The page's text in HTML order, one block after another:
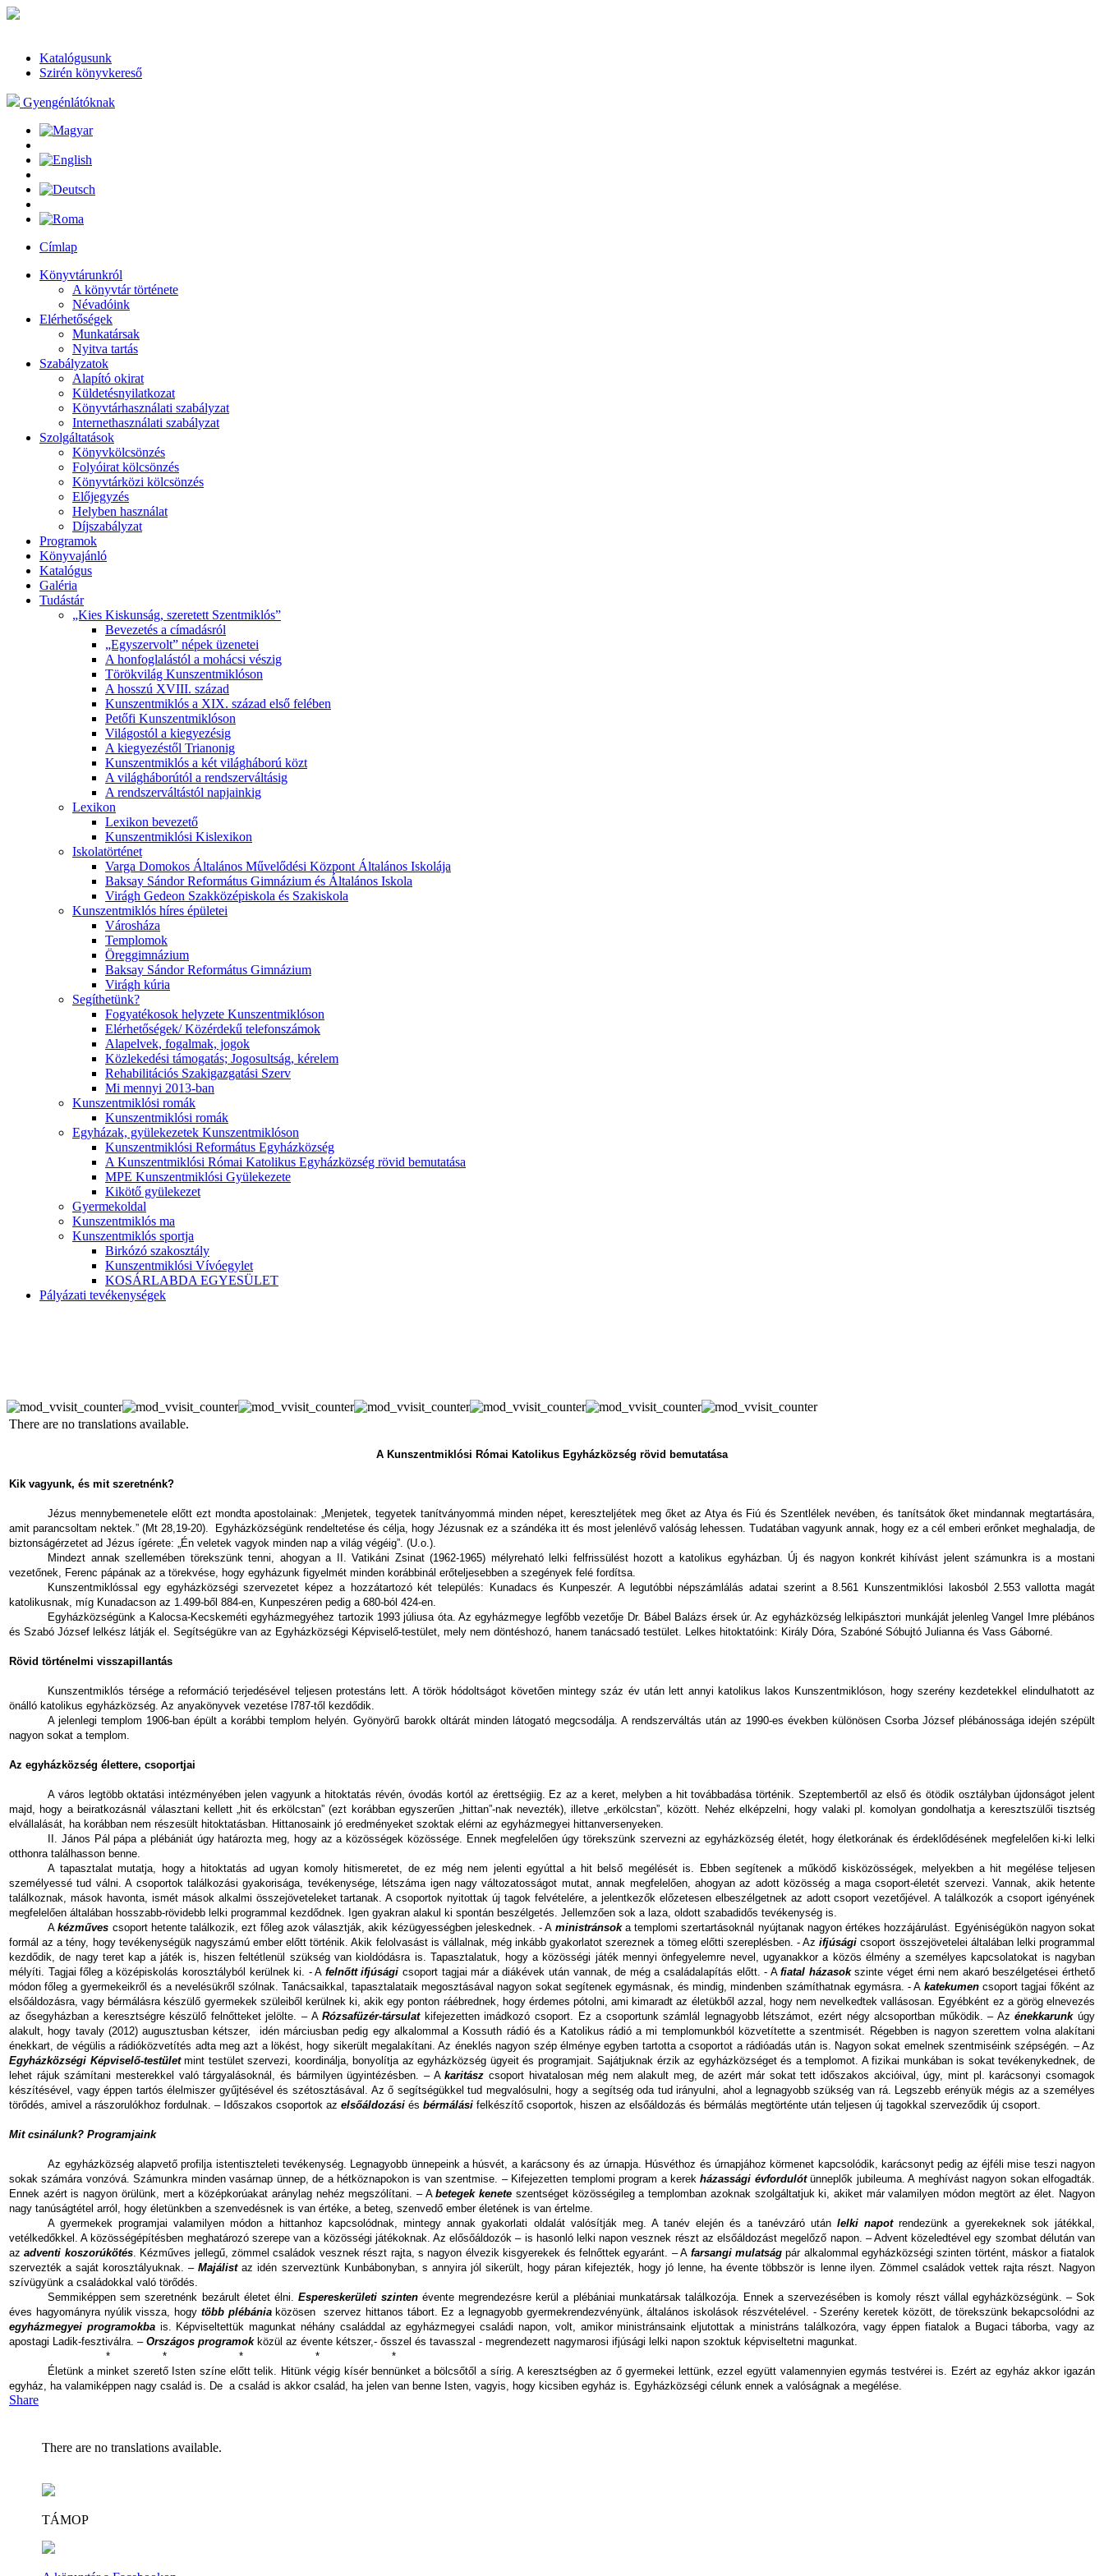
Katalógusunk
Szirén könyvkereső
Gyengénlátóknak
Címlap
Könyvtárunkról
A könyvtár története
Névadóink
Elérhetőségek
Munkatársak
Nyitva tartás
Szabályzatok
Alapító okirat
Küldetésnyilatkozat
Könyvtárhasználati szabályzat
Internethasználati szabályzat
Szolgáltatások
Könyvkölcsönzés
Folyóirat kölcsönzés
Könyvtárközi kölcsönzés
Előjegyzés
Helyben használat
Díjszabályzat
Programok
Könyvajánló
Katalógus
Galéria
Tudástár
„Kies Kiskunság, szeretett Szentmiklós”
Bevezetés a címadásról
„Egyszervolt” népek üzenetei
A honfoglalástól a mohácsi vészig
Törökvilág Kunszentmiklóson
A hosszú XVIII. század
Kunszentmiklós a XIX. század első felében
Petőfi Kunszentmiklóson
Világostól a kiegyezésig
A kiegyezéstől Trianonig
Kunszentmiklós a két világháború közt
A világháborútól a rendszerváltásig
A rendszerváltástól napjainkig
Lexikon
Lexikon bevezető
Kunszentmiklósi Kislexikon
Iskolatörténet
Varga Domokos Általános Művelődési Központ Általános Iskolája
Baksay Sándor Református Gimnázium és Általános Iskola
Virágh Gedeon Szakközépiskola és Szakiskola
Kunszentmiklós híres épületei
Városháza
Templomok
Öreggimnázium
Baksay Sándor Református Gimnázium
Virágh kúria
Segíthetünk?
Fogyatékosok helyzete Kunszentmiklóson
Elérhetőségek/ Közérdekű telefonszámok
Alapelvek, fogalmak, jogok
Közlekedési támogatás; Jogosultság, kérelem
Rehabilitációs Szakigazgatási Szerv
Mi mennyi 2013-ban
Kunszentmiklósi romák
Kunszentmiklósi romák
Egyházak, gyülekezetek Kunszentmiklóson
Kunszentmiklósi Református Egyházközség
A Kunszentmiklósi Római Katolikus Egyházközség rövid bemutatása
MPE Kunszentmiklósi Gyülekezete
Kikötő gyülekezet
Gyermekoldal
Kunszentmiklós ma
Kunszentmiklós sportja
Birkózó szakosztály
Kunszentmiklósi Vívóegylet
KOSÁRLABDA EGYESÜLET
Pályázati tevékenységek
There are no translations available.
A Kunszentmiklósi Római Katolikus Egyházközség rövid bemutatása
Kik vagyunk, és mit szeretnénk?
Jézus mennybemenetele előtt ezt mondta apostolainak: „Menjetek, tegyetek tanítványommá minden népet, kereszteljétek meg őket az Atya és Fiú és Szentlélek nevében, és tanítsátok őket mindannak megtartására,
amit parancsoltam nektek.” (Mt 28,19-20).
Egyházközségünk rendeltetése és célja, hogy Jézusnak ez a szándéka itt és most jelenlévő valóság lehessen. Tudatában vagyunk annak, hogy ez a cél emberi erőnket meghaladja, de
biztonságérzetet ad Jézus ígérete: „Én veletek vagyok minden nap a világ végéig”. (U.o.).
Mindezt annak szellemében törekszünk tenni, ahogyan a II. Vatikáni Zsinat (1962-1965) mélyreható lelki felfrissülést hozott a katolikus egyházban. Új és nagyon konkrét kihívást jelent számunkra is a mostani
vezetőnek, Ferenc pápának az a törekvése, hogy egyházunk figyelmét minden korábbinál erőteljesebben a szegények felé fordítsa.
Kunszentmiklóssal egy egyházközségi szervezetet képez a hozzátartozó két település: Kunadacs és Kunpeszér. A legutóbbi népszámlálás adatai szerint a 8.561 Kunszentmiklósi lakosból 2.553 vallotta magát
katolikusnak, míg Kunadacson az 1.499-ből 884-en, Kunpeszéren pedig a 680-ból 424-en.
Egyházközségünk a Kalocsa-Kecskeméti egyházmegyéhez tartozik 1993 júliusa óta. Az egyházmegye legfőbb vezetője Dr. Bábel Balázs érsek úr. Az egyházközség lelkipásztori munkáját jelenleg Vangel Imre plébános
és Szabó József lelkész látják el. Segítségükre van az Egyházközségi Képviselő-testület, mely nem döntéshozó, hanem tanácsadó testület. Lelkes hitoktatóink: Király Dóra, Szabóné Sóbujtó Julianna és Vass Gáborné.
Rövid történelmi visszapillantás
Kunszentmiklós térsége a reformáció terjedésével teljesen protestáns lett. A török hódoltságot követően mintegy száz év után lett annyi katolikus lakos Kunszentmiklóson, hogy szerény kezdetekkel elindulhatott az
önálló katolikus egyházközség. Az anyakönyvek vezetése l787-től kezdődik.
A jelenlegi templom 1906-ban épült a korábbi templom helyén. Gyönyörű barokk oltárát minden látogató megcsodálja. A rendszerváltás után az 1990-es években különösen Csorba József plébánossága idején szépült
nagyon sokat a templom.
Az egyházközség élettere, csoportjai
A város legtöbb oktatási intézményében jelen vagyunk a hitoktatás révén, óvodás kortól az érettségiig. Ez az a keret, melyben a hit továbbadása történik. Szeptembertől az első és ötödik osztályban újdonságot jelent
majd, hogy a beiratkozásnál választani kellett „hit és erkölcstan” (ezt korábban egyszerűen „hittan”-nak nevezték), illetve „erkölcstan”, között. Nehéz elképzelni, hogy valaki pl. komolyan gondolhatja a keresztszülői tisztség
elvállalását, ha korábban nem részesült hitoktatásban. Hittanosaink jó eredményeket szoktak elérni az egyházmegyei hittanversenyeken.
II. János Pál pápa a plébániát úgy határozta meg, hogy az a közösségek közössége. Ennek megfelelően úgy törekszünk szervezni az egyházközség életét, hogy életkorának és érdeklődésének megfelelően ki-ki lelki
otthonra találhasson benne.
A tapasztalat mutatja, hogy a hitoktatás ad ugyan komoly hitismeretet, de ez még nem jelenti egyúttal a hit belső megélését is. Ebben segítenek a működő kisközösségek, melyekben a hit megélése teljesen
személyessé tud válni. A csoportok találkozási gyakorisága, tevékenysége, létszáma igen nagy változatosságot mutat, annak megfelelően, ahogyan az adott közösség a maga csoport-életét szervezi. Vannak, akik hetente
találkoznak, mások havonta, ismét mások alkalmi összejöveteleket tartanak. A csoportok nyitottak új tagok felvételére, a jelentkezők előzetesen elbeszélgetnek az adott csoport vezetőjével. A találkozók a csoport igényének
megfelelően általában hosszabb-rövidebb lelki programmal kezdődnek. Igen gyakran alakul ki spontán beszélgetés. Jellemzően sok a laza, oldott szabadidős tevékenység is.
Akézműves csoport hetente találkozik, ezt főleg azok választják, akik kézügyességben jeleskednek. - A ministránsoka templomi szertartásoknál nyújtanak nagyon értékes hozzájárulást. Egyéniségükön nagyon sokat
formál az a tény, hogy tevékenységük nagyszámú ember előtt történik. Akik felolvasást is vállalnak, még inkább gyakorlatot szereznek a tömeg előtti szereplésben. - Azifjúsági csoport összejövetelei általában lelki programmal
kezdődik, de nagy teret kap a játék is, hiszen feltétlenül szükség van kioldódásra is. Tapasztalatuk, hogy a közösségi játék mennyi önfegyelemre nevel, ugyanakkor a közös élmény a személyes kapcsolatokat is nagyban
mélyíti. Tagjai főleg a középiskolás korosztályból kerülnek ki. - A felnőtt ifjúsági csoport tagjai már a diákévek után vannak, de még a családalapítás előtt. - Afiatal házasokszinte véget érni nem akaró beszélgetései érthető
módon főleg a gyermekeikről és a nevelésükről szólnak. Tanácsaikkal, tapasztalataik megosztásával nagyon sokat segítenek egymásnak, és mindig, mindenben számíthatnak egymásra. - A katekumencsoport tagjai főként az
elsőáldozásra, vagy bérmálásra készülő gyermekek szüleiből kerülnek ki, akik egy ponton ráébrednek, hogy érdemes pótolni, ami kimaradt az életükből azzal, hogy nem nevelkedtek vallásosan. Egyébként ez a görög elnevezés
az ősegyházban a keresztségre készülő felnőtteket jelölte. – ARózsafüzér-társulatkifejezetten imádkozó csoport. Ez a csoportunk számlál legnagyobb létszámot, ezért négy alcsoportban működik. – Azénekkarunkúgy
alakult, hogy tavaly (2012) augusztusban kétszer,
idén márciusban pedig egy alkalommal a Kossuth rádió és a Katolikus rádió a mi templomunkból közvetítette a szentmisét. Régebben is nagyon szerettem volna alakítani
énekkart, de végülis a rádióközvetítés adta meg azt a lökést, hogy sikerült megalakítani. Az éneklés nagyon szép élménye egyben tartotta a csoportot a rádióadás után is. Nagyon sokat emelnek szentmiséink szépségén. – Az
Egyházközségi Képviselő-testületmint testület szervezi, koordinálja, bonyolítja az egyházközség ügyeit és programjait. Sajátjuknak érzik az egyházközséget és a templomot. A fizikai munkában is sokat tevékenykednek, de
lehet rájuk számítani mesterekkel való tárgyalásoknál, és bármilyen ügyintézésben. – Akaritász csoport hivatalosan még nem alakult meg, de azért már sokat tett időszakos akcióival, úgy, mint pl. karácsonyi csomagok
készítésével, vagy éppen tartós élelmiszer gyűjtésével és szétosztásával. Az ő segítségükkel tud megvalósulni, hogy a segítség oda tud irányulni, ahol a legnagyobb szükség van rá. Legszebb erényük mégis az a személyes
törődés, amivel a rászorulókhoz fordulnak. – Időszakos csoportok az elsőáldozási és bérmálási felkészítő csoportok, hiszen az elsőáldozás és bérmálás megtörténte után teljesen új tagokkal szerveződik új csoport.
Mit csinálunk? Programjaink
Az egyházközség alapvető profilja istentiszteleti tevékenység. Legnagyobb ünnepeink a húsvét, a karácsony és az úrnapja. Húsvéthoz és úrnapjához körmenet kapcsolódik, karácsonyt pedig az éjféli mise teszi nagyon
sokak számára vonzóvá. Számunkra minden vasárnap ünnep, de a hétköznapokon is van szentmise. – Kifejezetten templomi program a kerekházassági évfordulótünneplők jubileuma. A meghívást nagyon sokan elfogadták.
Ennek azért is nagyon örülünk, mert a középkorúakat aránylag nehéz megszólítani. – Abetegek kenete szentséget közösségileg a templomban azoknak szolgáltatjuk ki, akiket már valamilyen módon megtört az élet. Nagyon
nagy tanúságtétel arról, hogy életünkben a szenvedésnek is van értéke, a beteg, szenvedő ember életének is van értelme.
A gyermekek programjai valamilyen módon a hittanhoz kapcsolódnak, mintegy annak gyakorlati oldalát valósítják meg. A tanév elején és a tanévzáró után lelki napotrendezünk a gyerekeknek sok játékkal,
vetélkedőkkel. A közösségépítésben meghatározó szerepe van a közösségi játékoknak. Az elősőáldozók – is hasonló lelki napon vesznek részt az elsőáldozást megelőző napon. – Advent közeledtével egy szombat délután van
azadventi koszorúkötés. Kézműves jellegű, zömmel családok vesznek részt rajta, s nagyon élvezik kisgyerekek és felnőttek egyaránt. – A farsangi mulatságpár alkalommal egyházközségi szinten történt, máskor a fiatalok
szervezték a saját korosztályuknak. –Majálistaz idén szerveztünk Kunbábonyban, s annyira jól sikerült, hogy páran kifejezték, hogy jó lenne, ha évente többször is lenne ilyen. Zömmel családok vettek rajta részt. Nagyon
szívügyünk a családokkal való törődés.
Semmiképpen sem szeretnénk bezárult életet élni. Espereskerületi szinten évente megrendezésre kerül a plébániai munkatársak találkozója. Ennek a szervezésében is komoly részt vállal egyházközségünk. – Sok
éves hagyományra nyúlik vissza, hogy több plébániaközösen
szervez hittanos tábort. Ez a legnagyobb gyermekrendezvényünk, általános iskolások részvételével. - Szerény keretek között, de törekszünk bekapcsolódni az
egyházmegyei programokbais. Képviseltettük magunkat néhány családdal az egyházmegyei családi napon, volt, amikor ministránsaink eljutottak a ministráns találkozóra, vagy éppen fiatalok a Bugaci táborba, vagy az
apostagi Ladik-fesztiválra. – Országos programokközül az évente kétszer,- ősszel és tavasszal - megrendezett nagymarosi ifjúsági lelki napon szoktuk képviseltetni magunkat.
*
* * *
*
Életünk a minket szerető Isten színe előtt telik. Hitünk végig kísér bennünket a bölcsőtől a sírig. A keresztségben az ő gyermekei lettünk, ezzel együtt valamennyien egymás testvérei is. Ezért az egyház akkor igazán
egyház, ha valamiképpen nagy család is. De a család is akkor család, ha jelen van benne Isten, vagyis, hogy kicsiben egyház is. Egyházközségi célunk ennek a valóságnak a megélése.
Share
There are no translations available.
TÁMOP